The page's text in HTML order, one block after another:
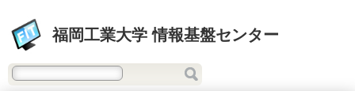
福岡工業大学 情報基盤センター